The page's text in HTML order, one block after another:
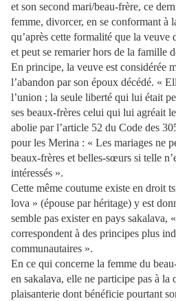
et son second mari/beau-frère, ce
femme, divorcer, en se conformant à
qu’après cette formalité que la veuve
et peut se remarier hors de la famille
En principe, la veuve est considérée
l’abandon par son époux décédé. «
l’union ; la seule liberté qui lui était
ses beaux-frères celui qui lui agréait
abolie par l’article 52 du Code des
pour les Merina : « Les mari­ages ne
beaux-frères et belles-sœurs si telle
intéressés ».
Cette même coutume existe en droit
lova » (épouse par héritage) y est
semble pas exister en pays sakalava,
correspondent à des principes plus
communautaires ».
En ce qui concerne la femme du
en sakalava, elle ne participe pas à la
plaisanterie dont bénéficie pourtant